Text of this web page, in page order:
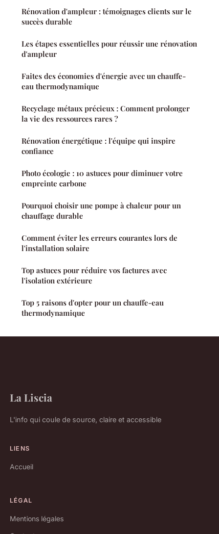
Rénovation d'ampleur : témoignages clients sur le
succès durable
Les étapes essentielles pour réussir une rénovation
d'ampleur
Faites des économies d'énergie avec un chauffe-
eau thermodynamique
Recyclage métaux précieux : Comment prolonger
la vie des ressources rares ?
Rénovation énergétique : l'équipe qui inspire
confiance
Photo écologie : 10 astuces pour diminuer votre
empreinte carbone
Pourquoi choisir une pompe à chaleur pour un
chauffage durable
Comment éviter les erreurs courantes lors de
l'installation solaire
Top astuces pour réduire vos factures avec
l'isolation extérieure
Top 5 raisons d'opter pour un chauffe-eau
thermodynamique
La Liscia
L'info qui coule de source, claire et accessible
LIENS
Accueil
LÉGAL
Mentions légales